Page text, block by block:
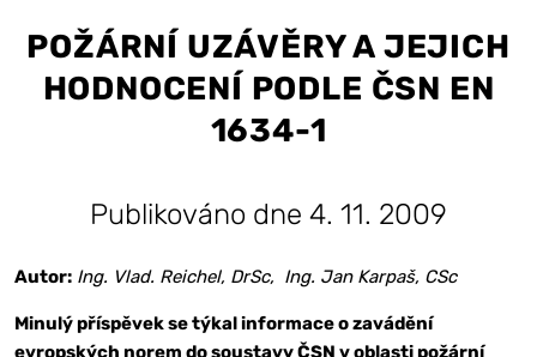
POŽÁRNÍ UZÁVĚRY A JEJICH
HODNOCENÍ PODLE ČSN EN
1634-1
Publikováno dne 4. 11. 2009
Autor:Ing. Vlad. Reichel, DrSc, Ing. Jan Karpaš, CSc
Minulý příspěvek se týkal informace o zavádění